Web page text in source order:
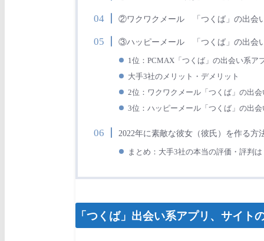
②ワクワクメール 「つくば」の出会
③ハッピーメール 「つくば」の出会
1位：PCMAX「つくば」の出会い系ア
大手3社のメリット・デメリット
2位：ワクワクメール「つくば」の出
3位：ハッピーメール「つくば」の出
2022年に素敵な彼女（彼氏）を作る方
まとめ：大手3社の本当の評価・評判は
「つくば」出会い系アプリ、サイト